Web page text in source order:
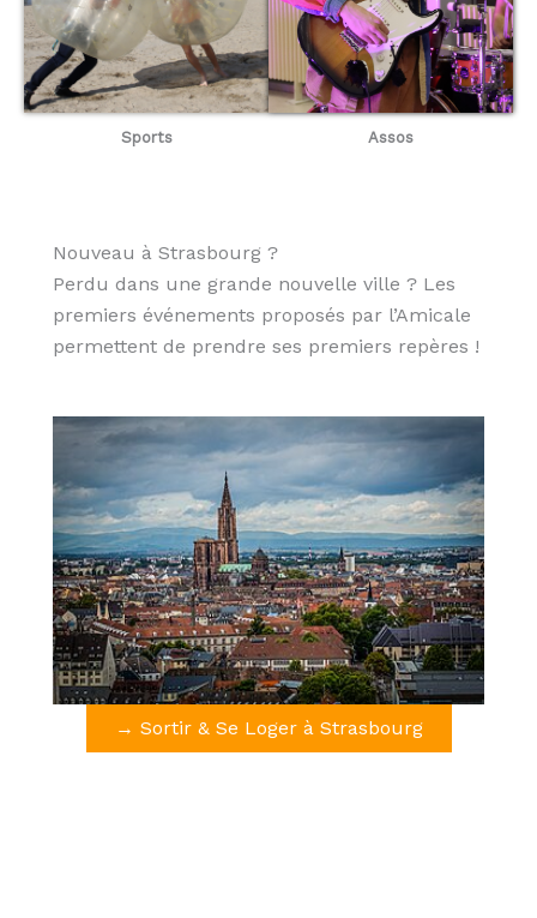
Sports Assos
Nouveau à Strasbourg ?
Perdu dans une grande nouvelle ville ? Les
premiers événements proposés par l’Amicale
permettent de prendre ses premiers repères !
→ Sortir & Se Loger à Strasbourg